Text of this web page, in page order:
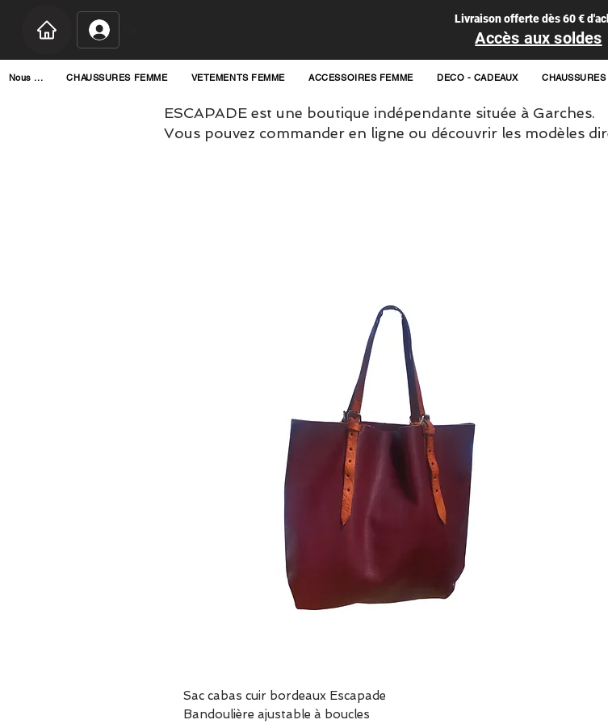
Livraison offerte dès 60 €
Accès aux soldes
Nous ... CHAUSSURES FEMME VETEMENTS FEMME ACCESSOIRES FEMME DECO - CADEAUX
ESCAPADE est une boutique indépendante située à Garches.
Vous pouvez commander en ligne ou découvrir les modèles
Sac cabas cuir bordeaux Escapade
Bandoulière ajustable à boucles